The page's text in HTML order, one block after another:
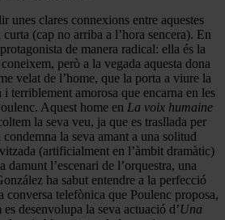
unes clares connexions entre aquestes
(cap no arriba a l’hora sencera). En
de manera radical: ella és la
però a la vegada aquesta dona
velat de l’home, que la porta a viure la
terriblement amorosa que encarna en les
Aquest home en La voix humaine
la seva veu, ja que es trasllada per
la seva amant a una solitud
(artificialment en l’àmbit dramàtic)
damunt l’escenari de l’orquestra, una
ha sabut entendre a la perfecció
conversa telefònica que Poulenc proposa,
desenvolupa la seva actuació d’Una